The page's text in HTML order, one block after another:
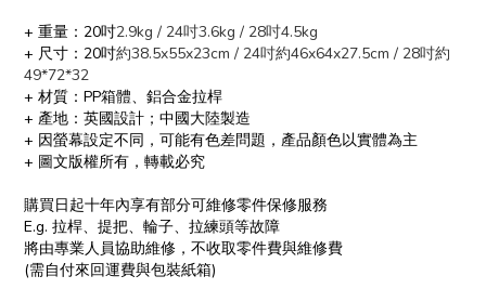
+ 重量：20吋2.9kg / 24吋3.6kg / 28吋4.5kg
+ 尺寸：20吋約38.5x55x23cm / 24吋約46x64x27.5cm / 28吋約
49*72*32
+ 材質：PP箱體、鋁合金拉桿
+ 產地：英國設計；中國大陸製造
+ 因螢幕設定不同，可能有色差問題，產品顏色以實體為主
+ 圖文版權所有，轉載必究
購買日起十年內享有部分可維修零件保修服務
E.g. 拉桿、提把、輪子、拉練頭等故障
將由專業人員協助維修，不收取零件費與維修費
(需自付來回運費與包裝紙箱)